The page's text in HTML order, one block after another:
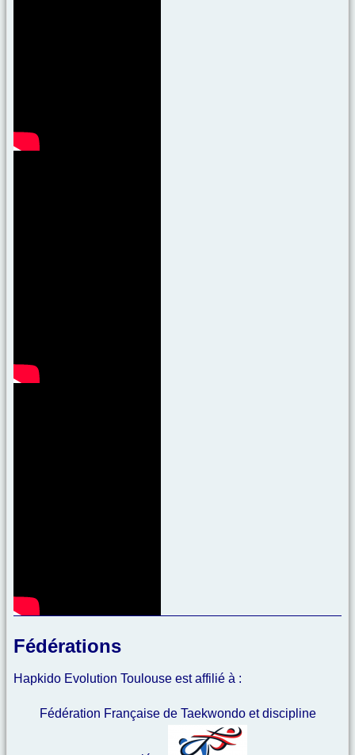
Fédérations
Hapkido Evolution Toulouse est affilié à :
Fédération Française de Taekwondo et discipline